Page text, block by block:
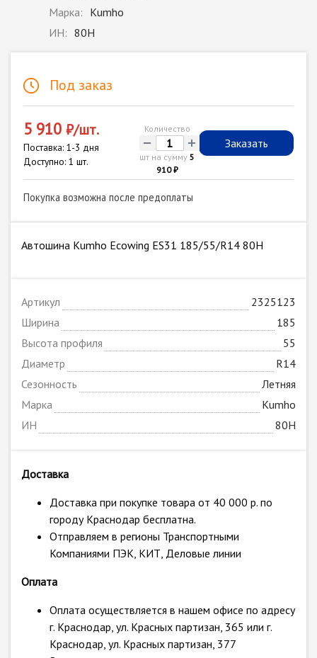
Марка: Kumho
ИН: 80H
Под заказ
5 910 ₽/шт.
Поставка: 1-3 дня
Доступно: 1 шт.
Количество
- +
шт на сумму5
910 ₽
Заказать
Покупка возможна после предоплаты
Автошина Kumho Ecowing ES31 185/55/R14 80H
Артикул
2325123
Ширина
185
Высота профиля
55
Диаметр
R14
Сезонность
Летняя
Марка
Kumho
ИН
80H
Доставка
Доставка при покупке товара от 40 000 р. по
городу Краснодар бесплатна.
Отправляем в регионы Транспортными
Компаниями ПЭК, КИТ, Деловые линии
Оплата
Оплата осуществляется в нашем офисе по адресу
г. Краснодар, ул. Красных партизан, 365 или г.
Краснодар, ул. Красных партизан, 377